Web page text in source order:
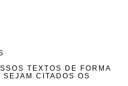
TEXTOS DE FORMA
CITADOS OS